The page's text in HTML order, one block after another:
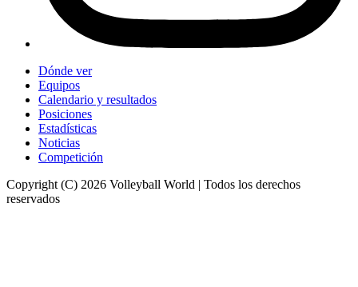
Dónde ver
Equipos
Calendario y resultados
Posiciones
Estadísticas
Noticias
Competición
Copyright (C) 2026 Volleyball World | Todos los derechos
reservados